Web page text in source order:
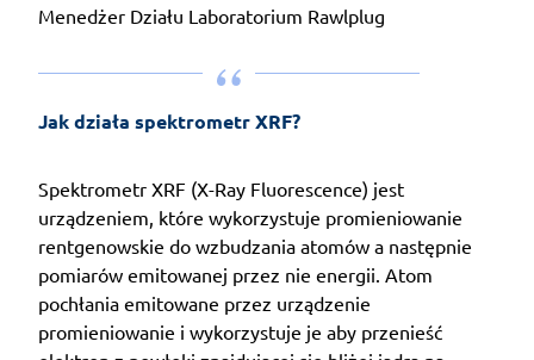
Menedżer Działu Laboratorium Rawlplug
Jak działa spektrometr XRF?
Spektrometr XRF (X-Ray Fluorescence) jest
urządzeniem, które wykorzystuje promieniowanie
rentgenowskie do wzbudzania atomów a następnie
pomiarów emitowanej przez nie energii. Atom
pochłania emitowane przez urządzenie
promieniowanie i wykorzystuje je aby przenieść